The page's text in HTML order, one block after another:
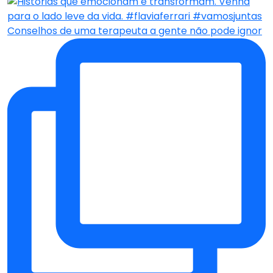
Conselhos de uma terapeuta a gente não pode ignor